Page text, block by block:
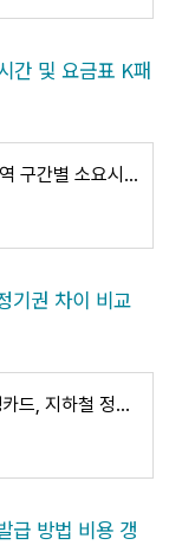
간 및 요금표 K패
GTX A 운정중앙역~서울역 구간별 소요시간 및 요금표 K패스 이용시?
기권 차이 비교
K패스 교통카드, 기후동행카드, 지하철 정기권 차이 비교 분석
급 방법 비용 갱